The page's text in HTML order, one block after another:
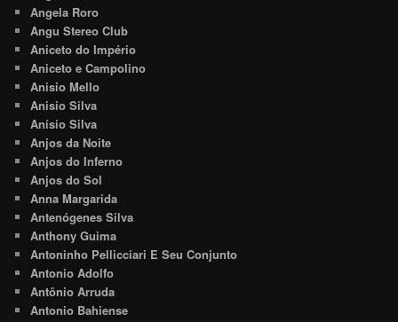
Angela Roro
Angu Stereo Club
Aniceto do Império
Aniceto e Campolino
Anisio Mello
Anisio Silva
Anísio Silva
Anjos da Noite
Anjos do Inferno
Anjos do Sol
Anna Margarida
Antenógenes Silva
Anthony Guima
Antoninho Pellicciari E Seu Conjunto
Antonio Adolfo
Antônio Arruda
Antonio Bahiense